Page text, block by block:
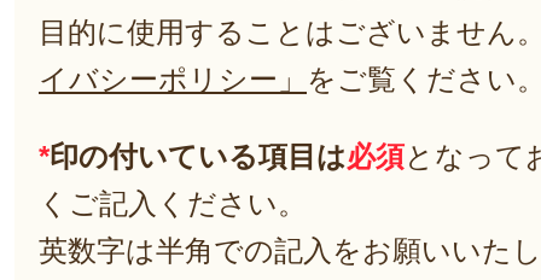
目的に使用することはございません
イバシーポリシー」 をご覧ください
*印の付いている項目は必須となって
くご記入ください。
英数字は半角での記入をお願いいた